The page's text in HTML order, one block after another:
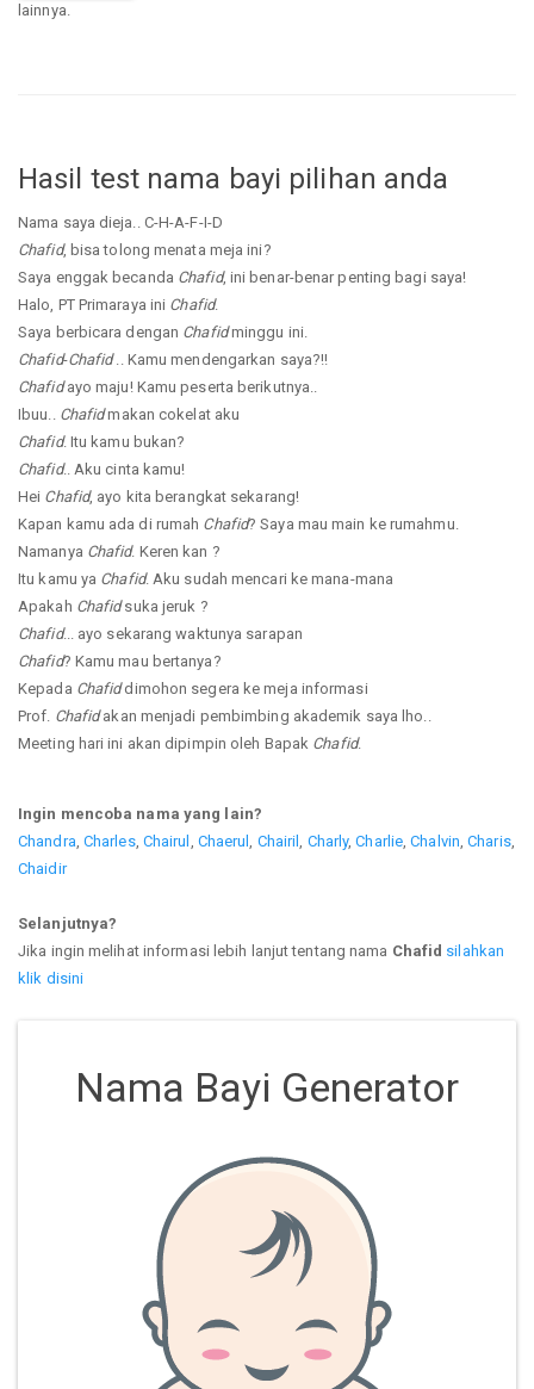
lainnya.
Hasil test nama bayi pilihan anda
Nama saya dieja.. C-H-A-F-I-D
Chafid, bisa tolong menata meja ini?
Saya enggak becanda Chafid, ini benar-benar penting bagi saya!
Halo, PT Primaraya ini Chafid.
Saya berbicara dengan Chafidminggu ini.
Chafid-Chafid.. Kamu mendengarkan saya?!!
Chafidayo maju! Kamu peserta berikutnya..
Ibuu.. Chafidmakan cokelat aku
Chafid. Itu kamu bukan?
Chafid.. Aku cinta kamu!
Hei Chafid, ayo kita berangkat sekarang!
Kapan kamu ada di rumah Chafid? Saya mau main ke rumahmu.
Namanya Chafid. Keren kan ?
Itu kamu ya Chafid. Aku sudah mencari ke mana-mana
Apakah Chafidsuka jeruk ?
Chafid... ayo sekarang waktunya sarapan
Chafid? Kamu mau bertanya?
Kepada Chafiddimohon segera ke meja informasi
Prof. Chafidakan menjadi pembimbing akademik saya lho..
Meeting hari ini akan dipimpin oleh Bapak Chafid.
Ingin mencoba nama yang lain?
Chandra Charles, Chairul Chaerul Chairil Charly,Charlie ,Chalvin ,Charis,
Chaidir
Selanjutnya?
Jika ingin melihat informasi lebih lanjut tentang nama Chafid silahkan
klik disini
Nama Bayi Generator